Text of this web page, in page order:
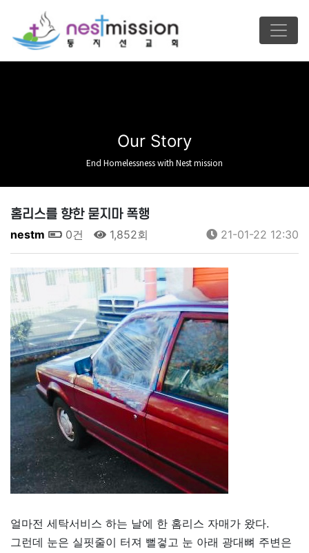
Our Story
End Homelessness with Nest mission
홈리스를 향한 묻지마 폭행
nestm 0건 1,852회 21-01-22 12:30
얼마전 세탁서비스 하는 날에 한 홈리스 자매가 왔다.
그런데 눈은 실핏줄이 터져 뻘겋고 눈 아래 광대뼈 주변은